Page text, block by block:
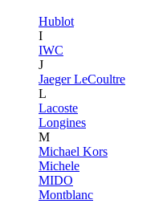
Hublot
I
IWC
J
Jaeger LeCoultre
L
Lacoste
Longines
M
Michael Kors
Michele
MIDO
Montblanc